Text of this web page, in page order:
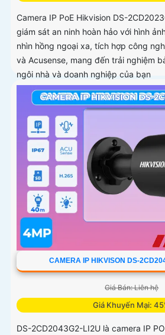
Camera IP PoE Hikvision DS-
giám sát an ninh hoàn hảo với hình
nhìn hồng ngoại xa, tích hợp công
và Acusense, mang đến trải nghiệm
ngôi nhà và doanh nghiệp của bạn
CAMERA IP HIKVISON DS-
Giá Bán: Liên hệ
Giá Khuyến Mại:
DS-2CD2043G2-LI2U là camera IP